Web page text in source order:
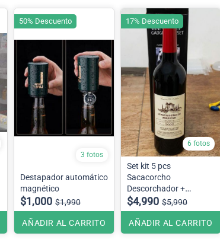
3 fotos
Destapador automático
magnético
$1,000 $1,990
AÑADIR AL CARRITO
50% Descuento
6 fotos
Set kit 5 pcs
Sacacorcho
Descorchador +
estuche botella de vino
$4,990 $5,990
AÑADIR AL CARRITO
17% Descuento